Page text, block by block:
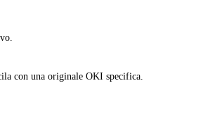
con una originale OKI specifica.